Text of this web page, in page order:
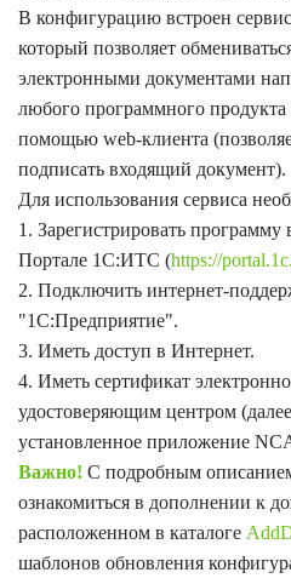
В конфигурацию встроен
который позволяет
электронными документами
любого программного
помощью web-клиента
подписать входящий документ).
Для использования сервиса
1. Зарегистрировать
Портале 1С:ИТС (https://
2. Подключить интернет-
"1С:Предприятие".
3. Иметь доступ в Интернет.
4. Иметь сертификат
удостоверяющим центром
установленное приложение
Важно! С подробным
ознакомиться в дополнении к
расположенном в каталоге
шаблонов обновления